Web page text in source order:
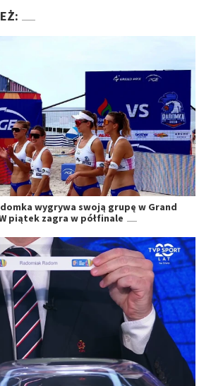
wygrywa swoją grupę w Grand
piątek zagra w półfinale